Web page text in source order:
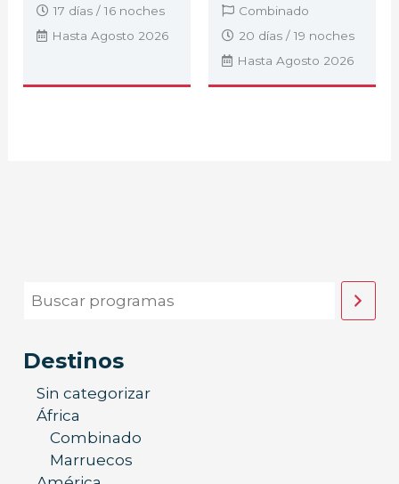
17 días / 16 noches
Hasta Agosto 2026
Combinado
20 días / 19 noches
Hasta Agosto 2026
Destinos
Sin categorizar
África
Combinado
Marruecos